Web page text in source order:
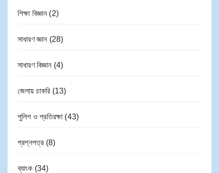
শিক্ষা বিজ্ঞান (2)
সাধারণ জ্ঞান (28)
সাধারণ বিজ্ঞান (4)
জেলায় চাকরি(13)
পুলিশ ও প্রতিরক্ষা (43)
প্রশ্নপত্র(8)
ব্যাংক (34)